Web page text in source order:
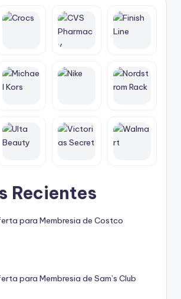
Recientes
para Membresia de Costco
para Membresia de Sam’s Club